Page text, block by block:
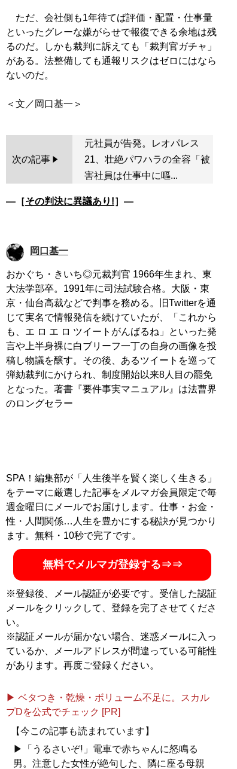
ただ、会社側も1年待てば評価・配置・仕事量
といったグレーな嫌がらせで報復できる余地は残
るのだ。しかも裁判に訴えても「裁判官ガチャ」
がある。法整備しても通報リスクはゼロにはなら
ないのだ。
次の記事
元社員が告発。レオパレス
21、壮絶パワハラの全容「被
害社員は仕事中に嘔...
―［その判決に異議あり!］―
岡口基一
おかぐち・きいち◎元裁判官 1966年生まれ、東
大法学部卒。1991年に司法試験合格。大阪・東
京・仙台高裁などで判事を務める。旧Twitterを通
じて実名で情報発信を続けていたが、「これから
も、エ ロ エ ロ ツイートがんばるね」といった発
言や上半身裸に白ブリーフ一丁の自身の画像を投
稿し物議を醸す。その後、あるツイートを巡って
弾劾裁判にかけられ、制度開始以来8人目の罷免
となった。著書『要件事実マニュアル』は法曹界
のロングセラー
SPA！編集部が「人生後半を賢く楽しく生きる」
をテーマに厳選した記事をメルマガ会員限定で毎
週金曜日にメールでお届けします。仕事・お金・
性・人間関係…人生を豊かにする秘訣が見つかり
ます。無料・10秒で完了です。
無料でメルマガ登録する⇒⇒
※登録後、メール認証が必要です。受信した認証
メールをクリックして、登録を完了させてくださ
い。
※認証メールが届かない場合、迷惑メールに入っ
ているか、メールアドレスが間違っている可能性
があります。再度ご登録ください。
▶ ベタつき・乾燥・ボリューム不足に。スカル
プDを公式でチェック [PR]
【今この記事も読まれています】
▶「うるさいぞ!」電車で赤ちゃんに怒鳴る
男。注意した女性が絶句した、隣に座る母親